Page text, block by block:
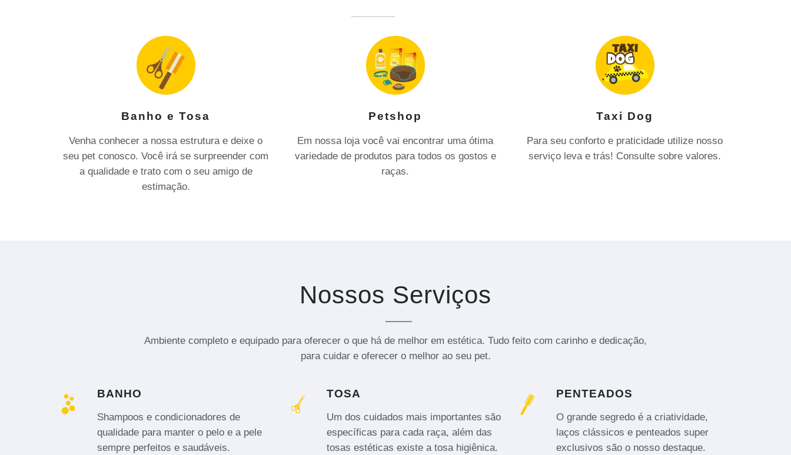
Banho e Tosa
Venha conhecer a nossa estrutura e deixe o
seu pet conosco. Você irá se surpreender com
a qualidade e trato com o seu amigo de
estimação.
Petshop
Em nossa loja você vai encontrar uma ótima
variedade de produtos para todos os gostos e
raças.
Taxi Dog
Para seu conforto e praticidade utilize nosso
serviço leva e trás! Consulte sobre valores.
Nossos Serviços
Ambiente completo e equipado para oferecer o que há de melhor em estética. Tudo feito com carinho e dedicação,
para cuidar e oferecer o melhor ao seu pet.
BANHO
Shampoos e condicionadores de
qualidade para manter o pelo e a pele
sempre perfeitos e saudáveis.
TOSA
Um dos cuidados mais importantes são
específicas para cada raça, além das
tosas estéticas existe a tosa higiênica.
PENTEADOS
O grande segredo é a criatividade,
laços clássicos e penteados super
exclusivos são o nosso destaque.